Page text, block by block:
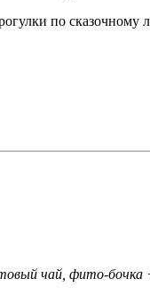
по сказочному
чай, фито-